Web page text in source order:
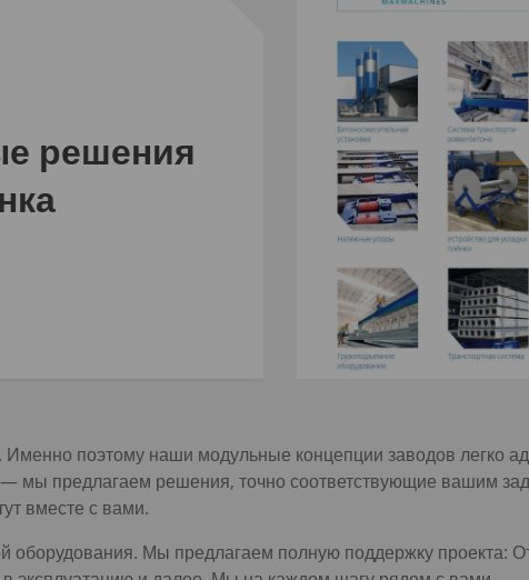
решения
поэтому наши модульные концепции заводов легко
мы предлагаем решения, точно соответствующие вашим
вместе с вами.
оборудования. Мы предлагаем полную поддержку проекта: